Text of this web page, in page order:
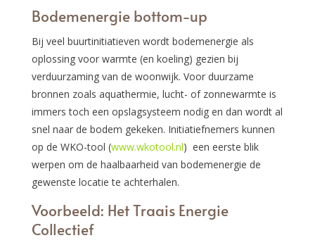
Bodemenergie bottom-up
Bij veel buurtinitiatieven wordt bodemenergie als
oplossing voor warmte (en koeling) gezien bij
verduurzaming van de woonwijk. Voor duurzame
bronnen zoals aquathermie, lucht- of zonnewarmte is
immers toch een opslagsysteem nodig en dan wordt al
snel naar de bodem gekeken. Initiatiefnemers kunnen
op de WKO-tool (www.wkotool.nl) een eerste blik
werpen om de haalbaarheid van bodemenergie de
gewenste locatie te achterhalen.
Voorbeeld: Het Traais Energie
Collectief